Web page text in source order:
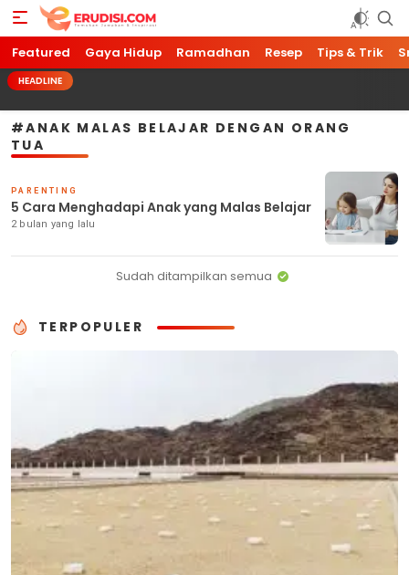
Erudisi
Temukan Jawaban dan Inspirasi
Featured Gaya Hidup Ramadhan Resep Tips & Trik
HEADLINE
#ANAK MALAS BELAJAR DENGAN ORANG
TUA
PARENTING
5 Cara Menghadapi Anak yang Malas Belajar
2 bulan yang lalu
Sudah ditampilkan semua
TERPOPULER